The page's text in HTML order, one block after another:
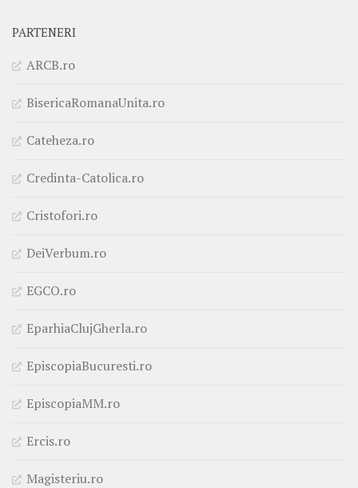
PARTENERI
ARCB.ro
BisericaRomanaUnita.ro
Cateheza.ro
Credinta-Catolica.ro
Cristofori.ro
DeiVerbum.ro
EGCO.ro
EparhiaClujGherla.ro
EpiscopiaBucuresti.ro
EpiscopiaMM.ro
Ercis.ro
Magisteriu.ro